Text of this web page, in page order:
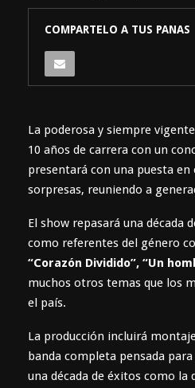
COMPARTELO A TUS PANAS
La poderosa y siempre
10 años de carrera con un
presentará con una puesta
sorpresas, reuniendo a
El show repasará una década
como referentes del género
“Corazón Dividido”, “Un
muchos otros temas que los
el país.
La producción incluirá
banda completa pensada
una década de éxitos como la